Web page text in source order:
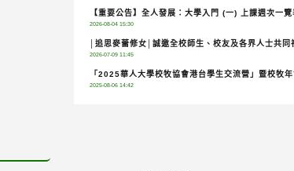
【重要公告】全人發展：大學入門 (一) 上課週次一覽
2026-08-04 15:30
│追思麥蕾修女│誠邀全校師生、校友及各界人士共同
2026-07-09 11:45
「2025華人大學校牧協會港台學生交流營」暨校牧
2025-08-06 14:42